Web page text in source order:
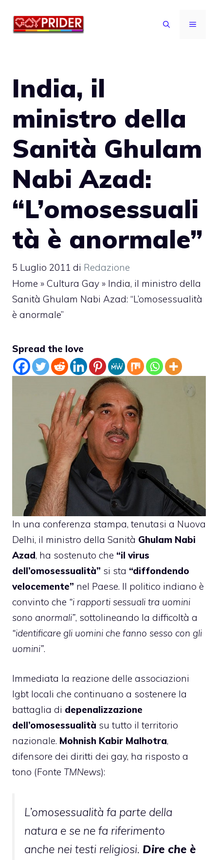
MENU
India, il
ministro della
Sanità Ghulam
Nabi Azad:
“L’omosessuali
tà è anormale”
5 Luglio 2011 di Redazione
Home » Cultura Gay » India, il ministro della
Sanità Ghulam Nabi Azad: “L’omosessualità
è anormale”
Spread the love
In una conferenza stampa, tenutasi a Nuova
Delhi, il ministro della Sanità Ghulam Nabi
Azad, ha sostenuto che “il virus
dell’omosessualità” si sta “diffondendo
velocemente” nel Paese. Il politico indiano è
convinto che “i rapporti sessuali tra uomini
sono anormali”, sottolineando la difficoltà a
“identificare gli uomini che fanno sesso con gli
uomini”.
Immediata la reazione delle associazioni
lgbt locali che continuano a sostenere la
battaglia di depenalizzazione
dell’omosessualità su tutto il territorio
nazionale. Mohnish Kabir Malhotra,
difensore dei diritti dei gay, ha risposto a
tono (Fonte TMNews):
L’omosessualità fa parte della
natura e se ne fa riferimento
anche nei testi religiosi. Dire che è